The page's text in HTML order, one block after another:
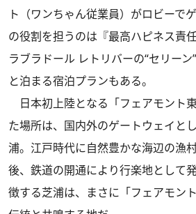
ト（ワンちゃん従業員）がロビーで
の役割を担うのは『最高ハピネス責
ラブラドール レトリバーの“セリー
と泊まる宿泊プランもある。
日本初上陸となる「フェアモント
た場所は、国内外のゲートウェイと
浦。江戸時代に自然豊かな海辺の漁
後、鉄道の開通により行楽地として
徴する芝浦は、まさに「フェアモン